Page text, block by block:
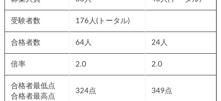
受験者数 176人(トータル)
合格者数 64人 24人
倍率 2.0 2.0
合格者最低点
合格者最高点
324点 349点